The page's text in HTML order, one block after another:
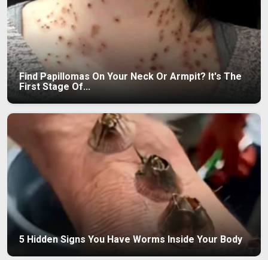
Find Papillomas On Your Neck Or Armpit? It's The
First Stage Of...
5 Hidden Signs You Have Worms Inside Your Body